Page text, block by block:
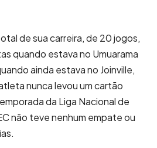
de sua carreira, de 20 jogos,
quando estava no Umuarama
ainda estava no Joinville,
nunca levou um cartão
da Liga Nacional de
não teve nenhum empate ou